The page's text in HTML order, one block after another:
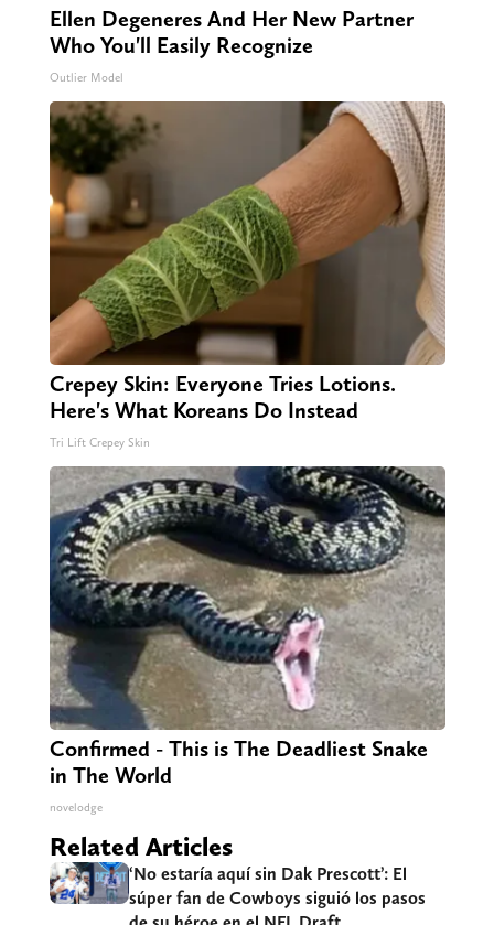
Ellen Degeneres And Her New Partner
Who You'll Easily Recognize
Outlier Model
Crepey Skin: Everyone Tries Lotions.
Here's What Koreans Do Instead
Tri Lift Crepey Skin
Confirmed - This is The Deadliest Snake
in The World
novelodge
Related Articles
‘No estaría aquí sin Dak Prescott’: El
súper fan de Cowboys siguió los pasos